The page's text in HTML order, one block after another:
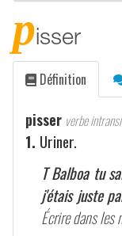
pisser
Définition
pisser verbe
1. Uriner.
T Balboa tu
j'étais juste
Écrire dans les